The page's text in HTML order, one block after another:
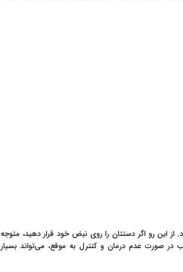
این رو اگر دستتان را روی نبض خود قرار دهید، متوجه
صورت عدم درمان و کنترل به موقع، می‌تواند بسیار